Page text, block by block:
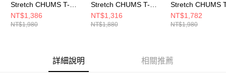
Stretch CHUMS T-
Shirt短袖上衣
CH012580Y074
NT$1,386
NT$1,980
Stretch CHUMS T-
Shirt短袖上衣
CH012344B001
NT$1,316
NT$1,880
Stretch CHUMS
Shirt 男 短袖上
CH012580G020
NT$1,782
NT$1,980
詳細說明 相關推薦